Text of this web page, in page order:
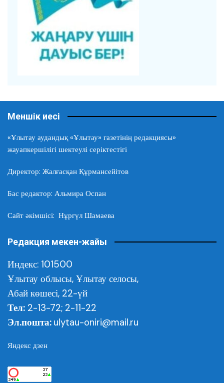
Меншік иесі
«Ұлытау аудандық «Ұлытау» газетінің редакциясы»
жауапкершілігі шектеулі серіктестігі
Директор: Жалғасқан Құрмансейітов
Бас редактор: Альмира Оспан
Сайт әкімшісі: Нұргүл Шамаева
Редакция мекен-жайы
Индекс: 101500
Ұлытау облысы, Ұлытау селосы,
Абай көшесі, 22-үй
Тел: 2-13-72; 2-11-22
Эл.пошта: ulytau-oniri@mail.ru
Яндекс дзен